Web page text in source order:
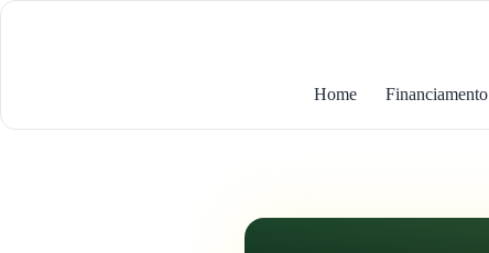
Home Financiamento